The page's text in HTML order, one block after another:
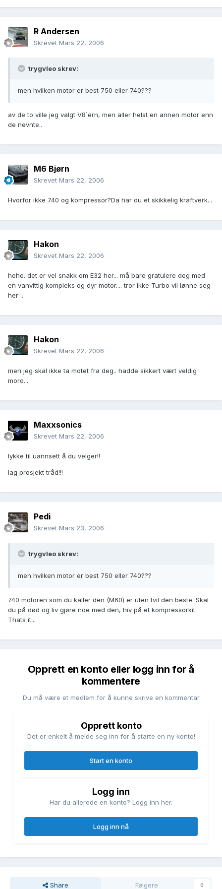
R Andersen
Skrevet Mars 22, 2006
trygvleo skrev:
men hvilken motor er best 750 eller 740???
av de to ville jeg valgt V8`ern, men aller helst en annen motor enn
de nevnte..
M6 Bjørn
Skrevet Mars 22, 2006
Hvorfor ikke 740 og kompressor?Da har du et skikkelig kraftverk...
Hakon
Skrevet Mars 22, 2006
hehe. det er vel snakk om E32 her... må bare gratulere deg med
en vanvittig kompleks og dyr motor.... tror ikke Turbo vil lønne seg
her ..
Hakon
Skrevet Mars 22, 2006
men jeg skal ikke ta motet fra deg.. hadde sikkert vært veldig
moro...
Maxxsonics
Skrevet Mars 22, 2006
lykke til uannsett å du velger!!
lag prosjekt tråd!!!
Pedi
Skrevet Mars 23, 2006
trygvleo skrev:
men hvilken motor er best 750 eller 740???
740 motoren som du kaller den (M60) er uten tvil den beste. Skal
du på død og liv gjøre noe med den, hiv på et kompressorkit.
Thats it...
Opprett en konto eller logg inn for å
kommentere
Du må være et medlem for å kunne skrive en kommentar
Opprett konto
Det er enkelt å melde seg inn for å starte en ny konto!
Start en konto
Logg inn
Har du allerede en konto? Logg inn her.
Logg inn nå
Share Følgere 0